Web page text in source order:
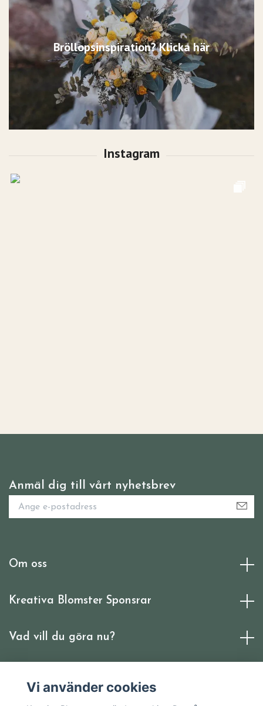
Bröllopsinspiration? Klicka här
Anmäl dig till vårt nyhetsbrev
Om oss
Kreativa Blomster Sponsrar
Vad vill du göra nu?
Vi använder cookies